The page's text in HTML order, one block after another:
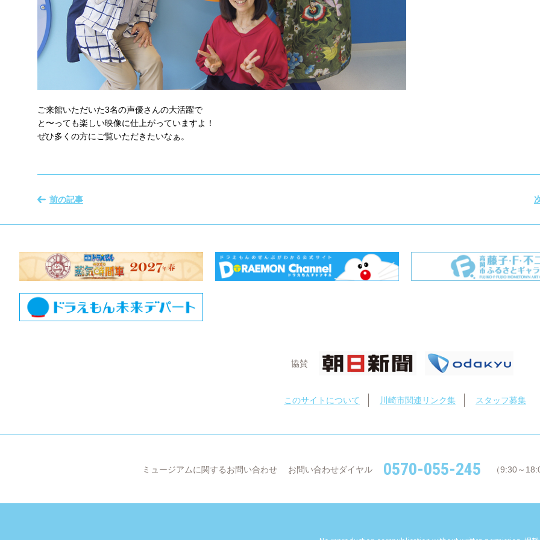
ご来館いただいた3名の声優さんの大活躍で
と〜っても楽しい映像に仕上がっていますよ！
ぜひ多くの方にご覧いただきたいなぁ。
前の記事
協賛
このサイトについて 川崎市関連リンク集 スタッフ募集
ミュージアムに関するお問い合わせ お問い合わせダイヤル 0570-055-245 （9:30～